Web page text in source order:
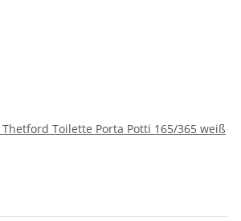
Toilette Porta Potti 165/365 weiß